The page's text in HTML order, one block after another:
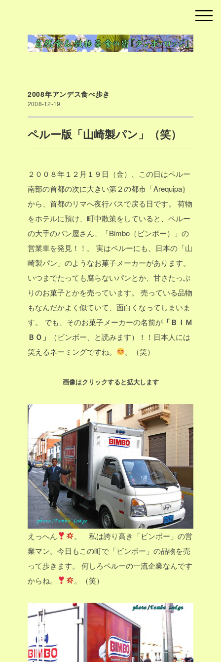
2008年アンデス食べ歩き
2008-12-19
ペルー版「山崎製パン」（笑）
２００８年１２月１９日（金）、この日はペルー
南部の首都の次に大きい第２の都市「Arequipa｝
から、首都のリマへ夜行バスで戻る日です。
荷物
をホテルに預け、町中散策をしていると、ペルー
の大手のパン屋さん、「Bimbo（ビンボー）」の
営業車を発見！！。
実はペルーにも、日本の「山
崎製パン」のようなお菓子メーカーがあります。
いつまでたっても腐らないパンとか、甘さたっぷ
りのお菓子とかを売っています。
売っている品物
もなんだかよく似ていて、面白くなってしまいま
す。
でも、そのお菓子メーカーの名前が 「ＢＩＭ
ＢＯ」
（ビンボー、と読みます）！！日本人には
笑えるネーミングですね。
。（笑）
画像はクリックすると拡大します
えっへん
。 私は誇り高き「ビンボー」の営
業マン。今日もこの町で「ビンボー」の品物を売
って歩きます。
何しろペルーの一流企業なんです
からね。
。（笑）